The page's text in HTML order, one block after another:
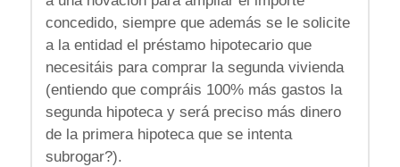
concedido, siempre que además se le solicite
a la entidad el préstamo hipotecario que
necesitáis para comprar la segunda vivienda
(entiendo que compráis 100% más gastos la
segunda hipoteca y será preciso más dinero
de la primera hipoteca que se intenta
subrogar?).